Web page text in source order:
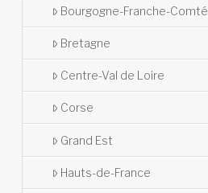
Bourgogne-Franche-Comté
Bretagne
Centre-Val de Loire
Corse
Grand Est
Hauts-de-France